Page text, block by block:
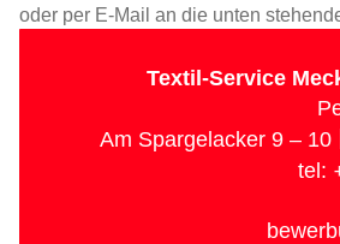
oder per E-Mail an die unten
Textil-Service
Am Spargelacker 9 – 10
tel: